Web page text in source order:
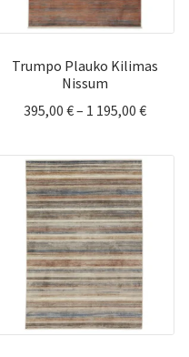
Trumpo Plauko Kilimas
Nissum
395,00 €– 1 195,00 €Price
395,00